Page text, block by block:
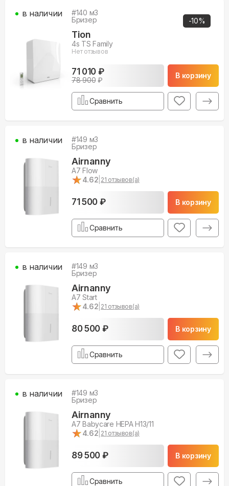
-10%
#140 м3
Бризер
Tion
4s TS Family
Нет отзывов
71 010 ₽
78 900₽
В корзину
в наличии
Сравнить
#149 м3
Бризер
Airnanny
A7 Flow
★
★4.62 21 отзывов(а)
71 500 ₽ В корзину
в наличии
Сравнить
#149 м3
Бризер
Airnanny
A7 Start
★
★4.62 21 отзывов(а)
80 500 ₽ В корзину
в наличии
Сравнить
#149 м3
Бризер
Airnanny
A7 Babycare HEPA H13/11
★
★4.62 21 отзывов(а)
89 500 ₽ В корзину
в наличии
Сравнить